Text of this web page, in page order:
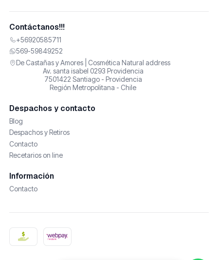
Contáctanos!!!
+56920585711
569-59849252
De Castañas y Amores | Cosmética Natural address
Av. santa isabel 0293 Providencia
7501422 Santiago - Providencia
Región Metropolitana - Chile
Despachos y contacto
Blog
Despachos y Retiros
Contacto
Recetarios on line
Información
Contacto